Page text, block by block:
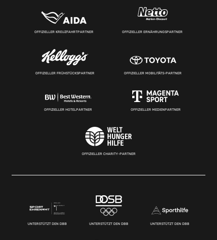
OFFIZIELLER KREUZFAHRTPARTNER OFFIZIELLER ERNÄHRUNGSPARTNER
OFFIZIELLER FRÜHSTÜCKSPARTNER OFFIZIELLER MOBILITÄTS-PARTNER
OFFIZIELLER HOTELPARTNER OFFIZIELLER MEDIENPARTNER
OFFIZIELLER CHARITY-PARTNER
UNTERSTÜTZT DEN DBB UNTERSTÜTZT DEN DBB UNTERSTÜTZT DEN DBB